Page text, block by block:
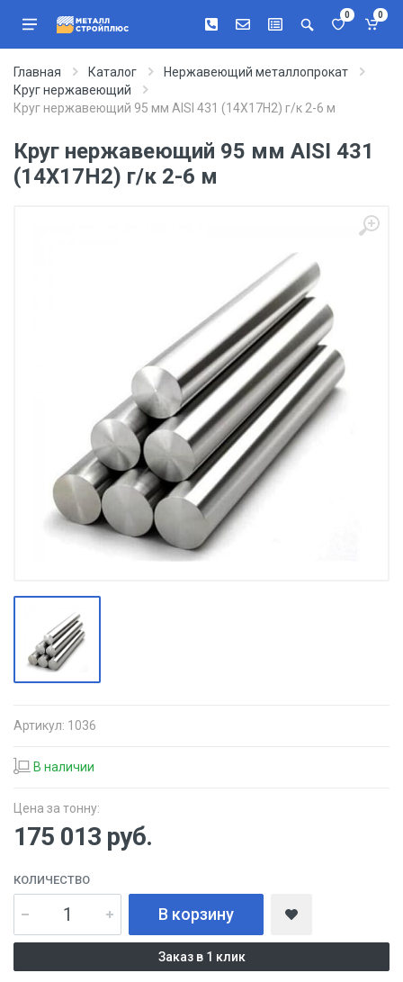
0 0
Главная Каталог
Нержавеющий металлопрокат
Круг нержавеющий
Круг нержавеющий 95 мм AISI 431 (14Х17Н2) г/к 2-6 м
Круг нержавеющий 95 мм AISI 431
(14Х17Н2) г/к 2-6 м
Артикул: 1036
В наличии
Цена за тонну:
175 013 руб.
КОЛИЧЕСТВО
В корзину
Заказ в 1 клик